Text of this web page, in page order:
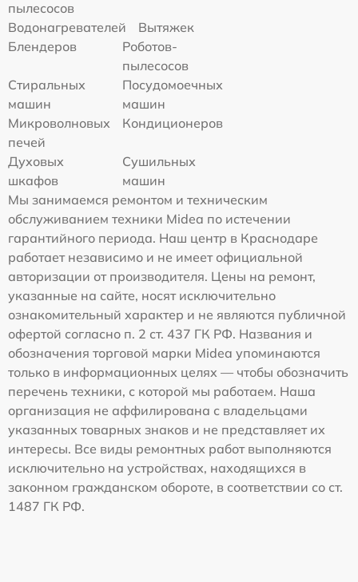
пылесосов
Водонагревателей
Вытяжек
Блендеров
Роботов-
пылесосов
Стиральных
машин
Посудомоечных
машин
Микроволновых
печей
Кондиционеров
Духовых
шкафов
Сушильных
машин
Мы занимаемся ремонтом и техническим
обслуживанием техники Midea по истечении
гарантийного периода. Наш центр в Краснодаре
работает независимо и не имеет официальной
авторизации от производителя. Цены на ремонт,
указанные на сайте, носят исключительно
ознакомительный характер и не являются публичной
офертой согласно п. 2 ст. 437 ГК РФ. Названия и
обозначения торговой марки Midea упоминаются
только в информационных целях — чтобы обозначить
перечень техники, с которой мы работаем. Наша
организация не аффилирована с владельцами
указанных товарных знаков и не представляет их
интересы. Все виды ремонтных работ выполняются
исключительно на устройствах, находящихся в
законном гражданском обороте, в соответствии со ст.
1487 ГК РФ.